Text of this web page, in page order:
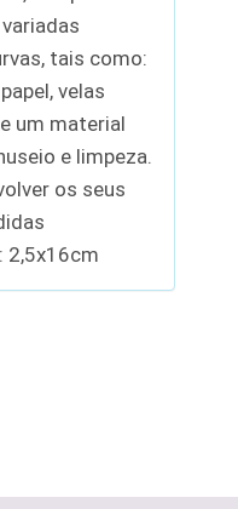
tais como:
velas
um material
e limpeza.
os seus
2,5x16cm